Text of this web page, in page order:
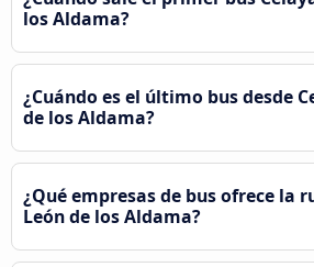
los Aldama?
¿Cuándo es el último bus desde
de los Aldama?
¿Qué empresas de bus ofrece la
León de los Aldama?